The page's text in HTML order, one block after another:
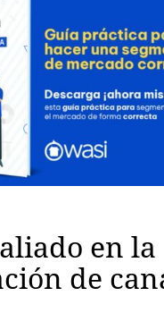
en la
de